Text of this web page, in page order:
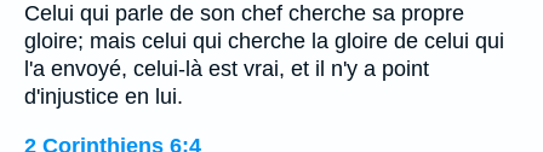
Celui qui parle de son chef cherche sa propre
gloire; mais celui qui cherche la gloire de celui qui
l'a envoyé, celui-là est vrai, et il n'y a point
d'injustice en lui.
2 Corinthiens 6:4